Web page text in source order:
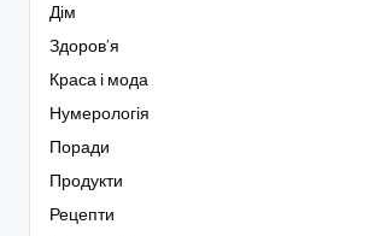
Дім
Здоров’я
Краса і мода
Нумерологія
Поради
Продукти
Рецепти